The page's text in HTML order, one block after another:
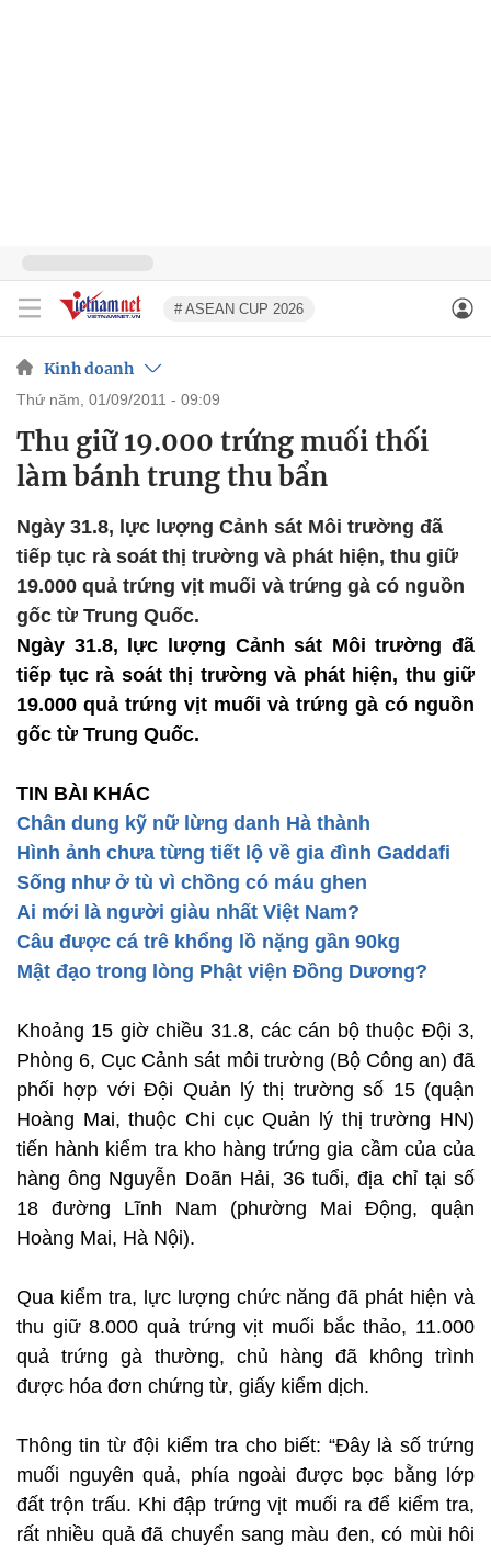
# ASEAN CUP 2026
Kinh doanh
thứ năm, 01/09/2011 - 09:09
Thu giữ 19.000 trứng muối thối
làm bánh trung thu bẩn
Ngày 31.8, lực lượng Cảnh sát Môi trường đã
tiếp tục rà soát thị trường và phát hiện, thu giữ
19.000 quả trứng vịt muối và trứng gà có nguồn
gốc từ Trung Quốc.
Ngày 31.8, lực lượng Cảnh sát Môi trường đã
tiếp tục rà soát thị trường và phát hiện, thu giữ
19.000 quả trứng vịt muối và trứng gà có nguồn
gốc từ Trung Quốc.
TIN BÀI KHÁC
Chân dung kỹ nữ lừng danh Hà thành
Hình ảnh chưa từng tiết lộ về gia đình Gaddafi
Sống như ở tù vì chồng có máu ghen
Ai mới là người giàu nhất Việt Nam?
Câu được cá trê khổng lồ nặng gần 90kg
Mật đạo trong lòng Phật viện Đồng Dương?
Khoảng 15 giờ chiều 31.8, các cán bộ thuộc Đội 3,
Phòng 6, Cục Cảnh sát môi trường (Bộ Công an) đã
phối hợp với Đội Quản lý thị trường số 15 (quận
Hoàng Mai, thuộc Chi cục Quản lý thị trường HN)
tiến hành kiểm tra kho hàng trứng gia cầm của của
hàng ông Nguyễn Doãn Hải, 36 tuổi, địa chỉ tại số
18 đường Lĩnh Nam (phường Mai Động, quận
Hoàng Mai, Hà Nội).
Qua kiểm tra, lực lượng chức năng đã phát hiện và
thu giữ 8.000 quả trứng vịt muối bắc thảo, 11.000
quả trứng gà thường, chủ hàng đã không trình
được hóa đơn chứng từ, giấy kiểm dịch.
Thông tin từ đội kiểm tra cho biết: “Đây là số trứng
muối nguyên quả, phía ngoài được bọc bằng lớp
đất trộn trấu. Khi đập trứng vịt muối ra để kiểm tra,
rất nhiều quả đã chuyển sang màu đen, có mùi hôi